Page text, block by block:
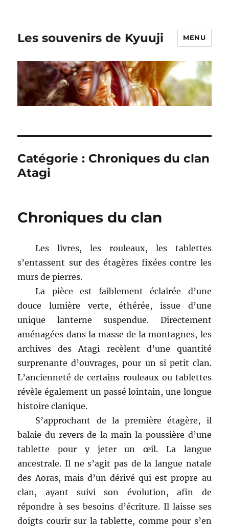
Les souvenirs de Kyuuji MENU
Catégorie : Chroniques du clan
Atagi
Chroniques du clan
Les livres, les rouleaux, les tablettes
s’entassent sur des étagères fixées contre les
murs de pierres.
La pièce est faiblement éclairée d’une
douce lumière verte, éthérée, issue d’une
unique lanterne suspendue. Directement
aménagées dans la masse de la montagnes, les
archives des Atagi recèlent d’une quantité
surprenante d’ouvrages, pour un si petit clan.
L’ancienneté de certains rouleaux ou tablettes
révèle également un passé lointain, une longue
histoire clanique.
S’approchant de la première étagère, il
balaie du revers de la main la poussière d’une
tablette pour y jeter un œil. La langue
ancestrale. Il ne s’agit pas de la langue natale
des Aoras, mais d’un dérivé qui est propre au
clan, ayant suivi son évolution, afin de
répondre à ses besoins d’écriture. Il laisse ses
doigts courir sur la tablette, comme pour s’en